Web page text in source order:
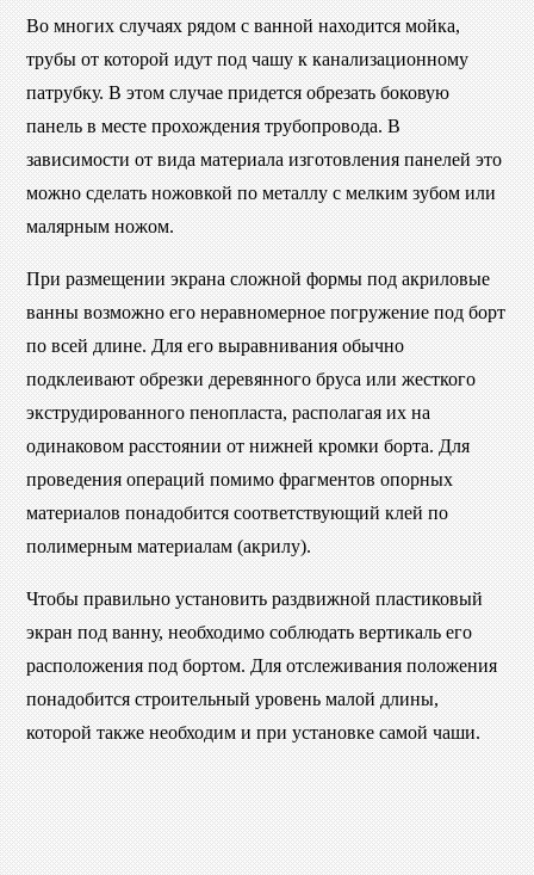
Во многих случаях рядом с ванной находится мойка,
трубы от которой идут под чашу к канализационному
патрубку. В этом случае придется обрезать боковую
панель в месте прохождения трубопровода. В
зависимости от вида материала изготовления панелей это
можно сделать ножовкой по металлу с мелким зубом или
малярным ножом.
При размещении экрана сложной формы под акриловые
ванны возможно его неравномерное погружение под борт
по всей длине. Для его выравнивания обычно
подклеивают обрезки деревянного бруса или жесткого
экструдированного пенопласта, располагая их на
одинаковом расстоянии от нижней кромки борта. Для
проведения операций помимо фрагментов опорных
материалов понадобится соответствующий клей по
полимерным материалам (акрилу).
Чтобы правильно установить раздвижной пластиковый
экран под ванну, необходимо соблюдать вертикаль его
расположения под бортом. Для отслеживания положения
понадобится строительный уровень малой длины,
которой также необходим и при установке самой чаши.